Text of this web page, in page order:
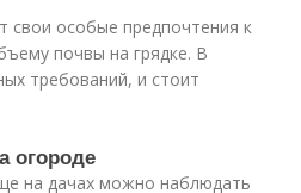
свои особые предпочтения к
почвы на грядке. В
требований, и стоит
огороде
на дачах можно наблюдать